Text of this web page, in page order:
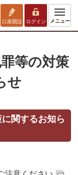
口座開設 ログイン メニュー
等の対策
せ
関するお知ら